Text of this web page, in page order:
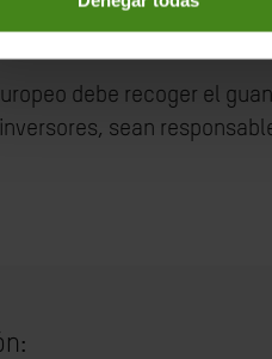
climáticas: "La crisis
debe recoger el
sean